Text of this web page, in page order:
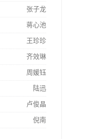
张子龙
蒋心池
王珍珍
齐效琳
周媛钰
陆迅
卢俊晶
倪南